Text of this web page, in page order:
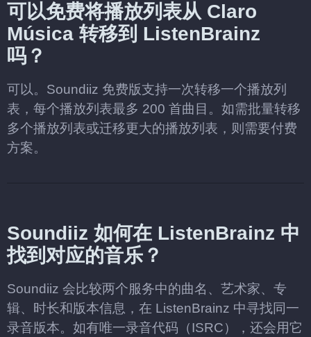
可以免费将播放列表从 Claro
Música 转移到 ListenBrainz
吗？
可以。Soundiiz 免费版支持一次转移一个播放列
表，每个播放列表最多 200 首曲目。如需批量转移
多个播放列表或迁移更大的播放列表，则需要付费
方案。
Soundiiz 如何在 ListenBrainz 中
找到对应的音乐？
Soundiiz 会比较两个服务中的曲名、艺术家、专
辑、时长和版本信息，在 ListenBrainz 中寻找同一
录音版本。如有唯一录音代码（ISRC），还会用它